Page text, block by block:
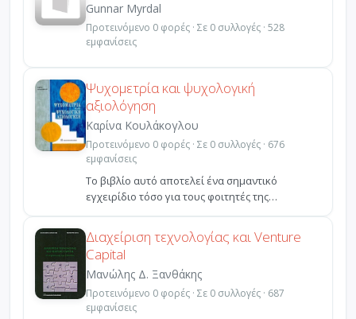
Gunnar Myrdal
Προτεινόμενο 0 φορές · Σε 0 συλλογές · 528
εμφανίσεις
Ψυχομετρία και ψυχολογική
αξιολόγηση
Καρίνα Κουλάκογλου
Προτεινόμενο 0 φορές · Σε 0 συλλογές · 676
εμφανίσεις
Το βιβλίο αυτό αποτελεί ένα σημαντικό
εγχειρίδιο τόσο για τους φοιτητές της
ψυχολογίας όσο και για τ...
Διαχείριση τεχνολογίας και Venture
Capital
Μανώλης Δ. Ξανθάκης
Προτεινόμενο 0 φορές · Σε 0 συλλογές · 687
εμφανίσεις